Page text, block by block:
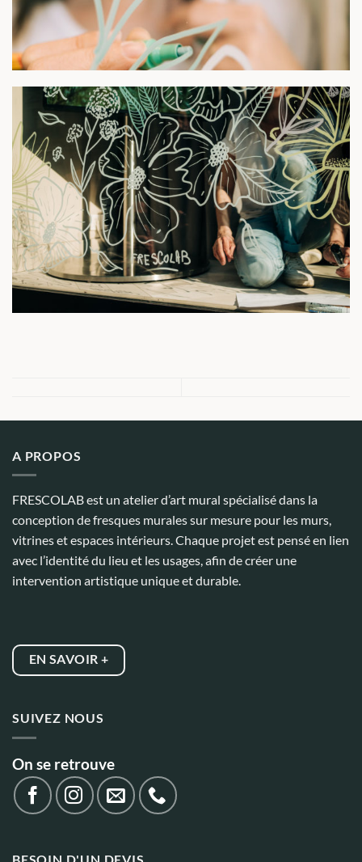
A PROPOS
FRESCOLAB est un atelier d’art mural spécialisé dans la
conception de fresques murales sur mesure pour les murs,
vitrines et espaces intérieurs. Chaque projet est pensé en lien
avec l’identité du lieu et les usages, afin de créer une
intervention artistique unique et durable.
EN SAVOIR +
SUIVEZ NOUS
On se retrouve
BESOIN D'UN DEVIS